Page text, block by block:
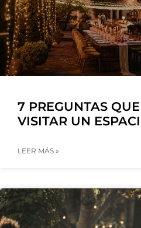
7 PREGUNTAS
VISITAR UN
LEER MÁS »